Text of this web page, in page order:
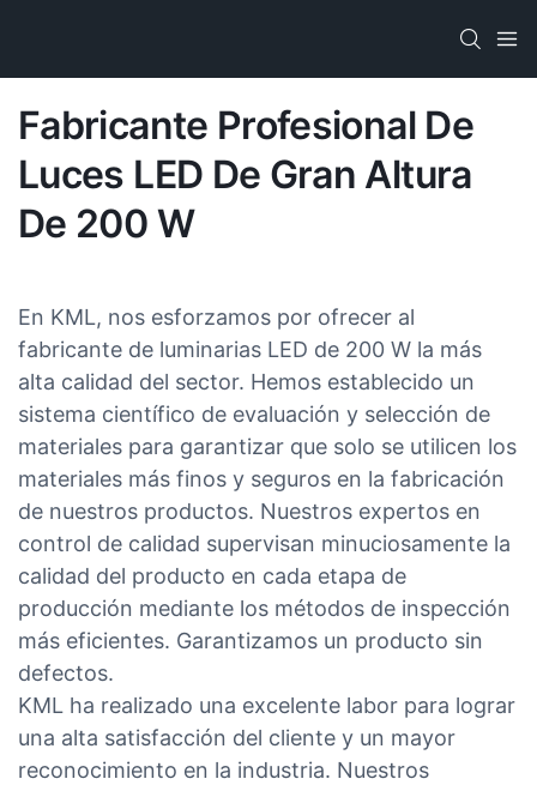
Fabricante Profesional De
Luces LED De Gran Altura
De 200 W
En KML, nos esforzamos por ofrecer al
fabricante de luminarias LED de 200 W la más
alta calidad del sector. Hemos establecido un
sistema científico de evaluación y selección de
materiales para garantizar que solo se utilicen los
materiales más finos y seguros en la fabricación
de nuestros productos. Nuestros expertos en
control de calidad supervisan minuciosamente la
calidad del producto en cada etapa de
producción mediante los métodos de inspección
más eficientes. Garantizamos un producto sin
defectos.
KML ha realizado una excelente labor para lograr
una alta satisfacción del cliente y un mayor
reconocimiento en la industria. Nuestros